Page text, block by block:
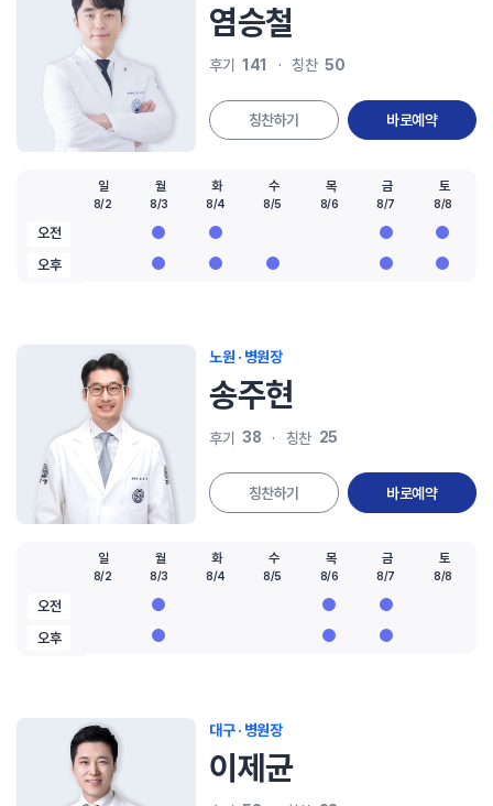
염승철
후기 141 칭찬 50
칭찬하기 바로예약
오전
오후
일
8/2
월
8/3
화
8/4
수
8/5
목
8/6
금
8/7
토
8/8
노원 · 병원장
송주현
후기 38 칭찬 25
칭찬하기 바로예약
오전
오후
일
8/2
월
8/3
화
8/4
수
8/5
목
8/6
금
8/7
토
8/8
대구 · 병원장
이제균